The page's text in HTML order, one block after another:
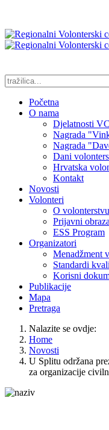
Početna
O nama
Djelatnosti
Nagrada
Nagrada
Dani
Hrvatska
Kontakt
Novosti
Volonteri
O volonterstvu
Prijavni
ESS Program
Organizatori
Menadžment
Standardi
Korisni
Publikacije
Mapa
Pretraga
Nalazite se ovdje:
Home
Novosti
U Splitu održana
za organizacije